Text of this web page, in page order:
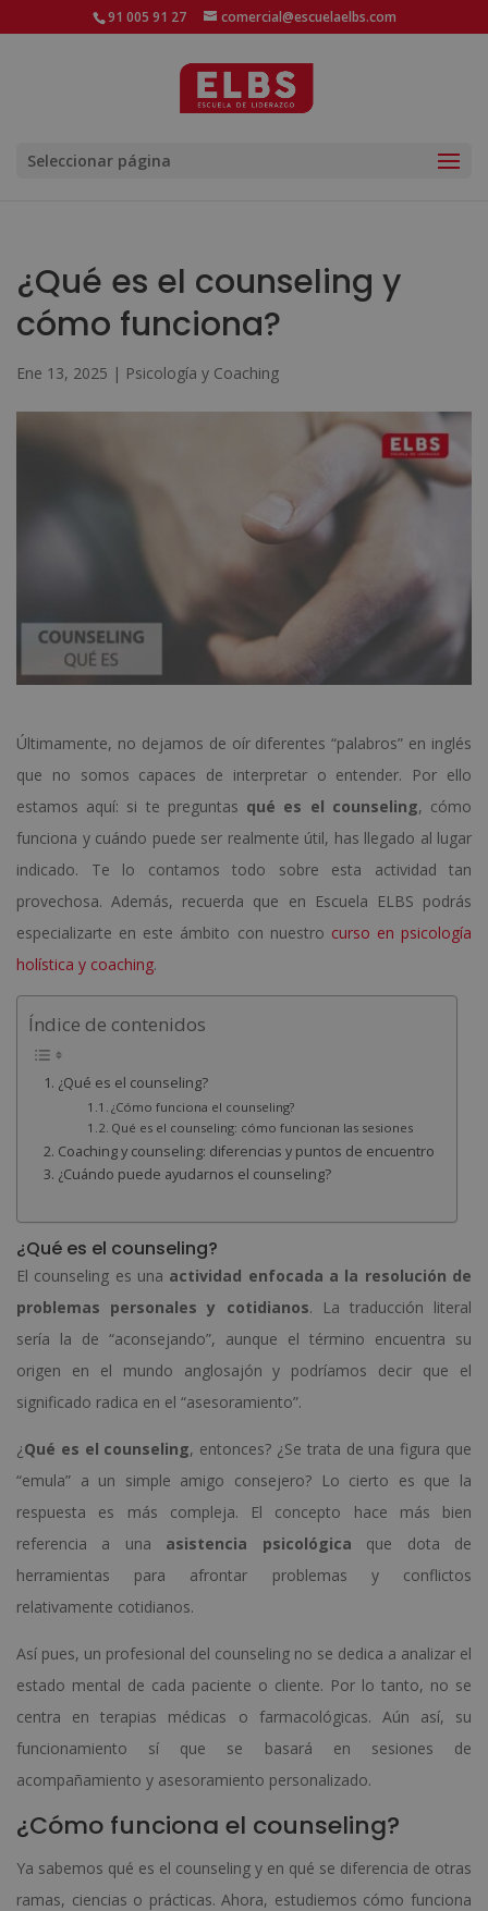
91 005 91 27 comercial@escuelaelbs.com
Seleccionar página
¿Qué es el counseling y
cómo funciona?
Ene 13, 2025 | Psicología y Coaching
Últimamente, no dejamos de oír diferentes “palabros” en inglés
que no somos capaces de interpretar o entender. Por ello
estamos aquí: si te preguntas qué es el counseling, cómo
funciona y cuándo puede ser realmente útil, has llegado al lugar
indicado. Te lo contamos todo sobre esta actividad tan
provechosa. Además, recuerda que en Escuela ELBS podrás
especializarte en este ámbito con nuestro curso en psicología
holística y coaching.
Índice de contenidos
¿Qué es el counseling?
¿Cómo funciona el counseling?
Qué es el counseling: cómo funcionan las sesiones
Coaching y counseling: diferencias y puntos de encuentro
¿Cuándo puede ayudarnos el counseling?
¿Qué es el counseling?
El counseling es una actividad enfocada a la resolución de
problemas personales y cotidianos. La traducción literal
sería la de “aconsejando”, aunque el término encuentra su
origen en el mundo anglosajón y podríamos decir que el
significado radica en el “asesoramiento”.
¿Qué es el counseling, entonces? ¿Se trata de una figura que
“emula” a un simple amigo consejero? Lo cierto es que la
respuesta es más compleja. El concepto hace más bien
referencia a una asistencia psicológica que dota de
herramientas para afrontar problemas y conflictos
relativamente cotidianos.
Así pues, un profesional del counseling no se dedica a analizar el
estado mental de cada paciente o cliente. Por lo tanto, no se
centra en terapias médicas o farmacológicas. Aún así, su
funcionamiento sí que se basará en sesiones de
acompañamiento y asesoramiento personalizado.
¿Cómo funciona el counseling?
Ya sabemos qué es el counseling y en qué se diferencia de otras
ramas, ciencias o prácticas. Ahora, estudiemos cómo funciona